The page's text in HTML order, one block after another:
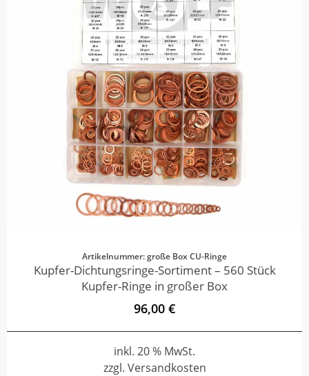
Artikelnummer: große Box CU-Ringe
Kupfer-Dichtungsringe-Sortiment – 560 Stück
Kupfer-Ringe in großer Box
96,00 €
inkl. 20 % MwSt.
zzgl. Versandkosten